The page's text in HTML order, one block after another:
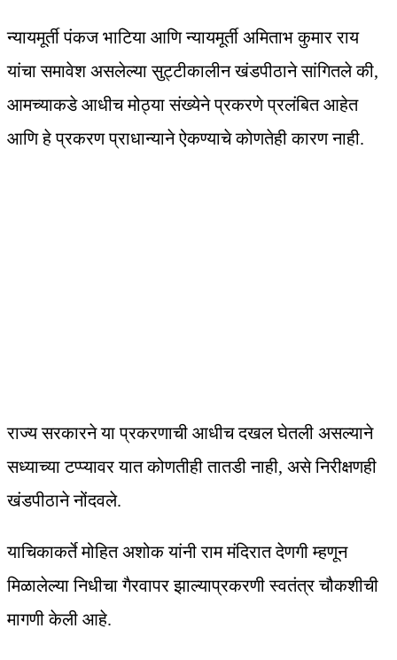
न्यायमूर्ती पंकज भाटिया आणि न्यायमूर्ती अमिताभ कुमार राय
यांचा समावेश असलेल्या सुट्टीकालीन खंडपीठाने सांगितले की,
आमच्याकडे आधीच मोठ्या संख्येने प्रकरणे प्रलंबित आहेत
आणि हे प्रकरण प्राधान्याने ऐकण्याचे कोणतेही कारण नाही.
राज्य सरकारने या प्रकरणाची आधीच दखल घेतली असल्याने
सध्याच्या टप्प्यावर यात कोणतीही तातडी नाही, असे निरीक्षणही
खंडपीठाने नोंदवले.
याचिकाकर्ते मोहित अशोक यांनी राम मंदिरात देणगी म्हणून
मिळालेल्या निधीचा गैरवापर झाल्याप्रकरणी स्वतंत्र चौकशीची
मागणी केली आहे.